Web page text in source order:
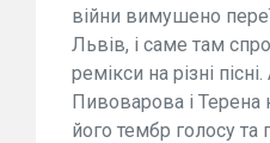
війни вимушено
Львів, і саме там
ремікси на різні
Пивоварова і Терена
його тембр голосу та